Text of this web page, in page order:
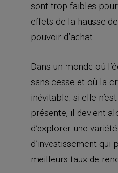
sont trop faibles
effets de la hausse
pouvoir d’achat.
Dans un monde où
sans cesse et où la
inévitable, si elle
présente, il devient
d’explorer une
d’investissement qui
meilleurs taux de